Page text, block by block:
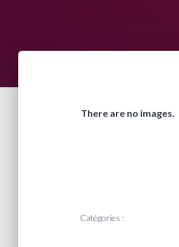
There are no images.
Catégories :